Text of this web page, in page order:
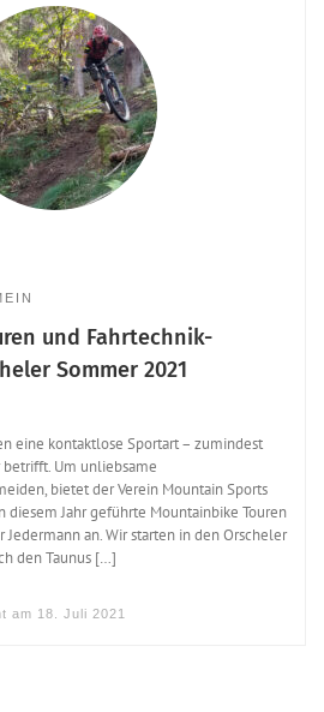
und Fahrtechnik-
Sommer 2021
eine kontaktlose Sportart – zumindest
Um unliebsame
bietet der Verein Mountain Sports
diesem Jahr geführte Mountainbike Touren
an. Wir starten in den Orscheler
den Taunus […]
am 18. Juli 2021